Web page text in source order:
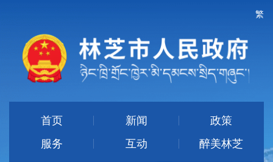
繁
首页 新闻
政策
服务
互动 醉美林芝